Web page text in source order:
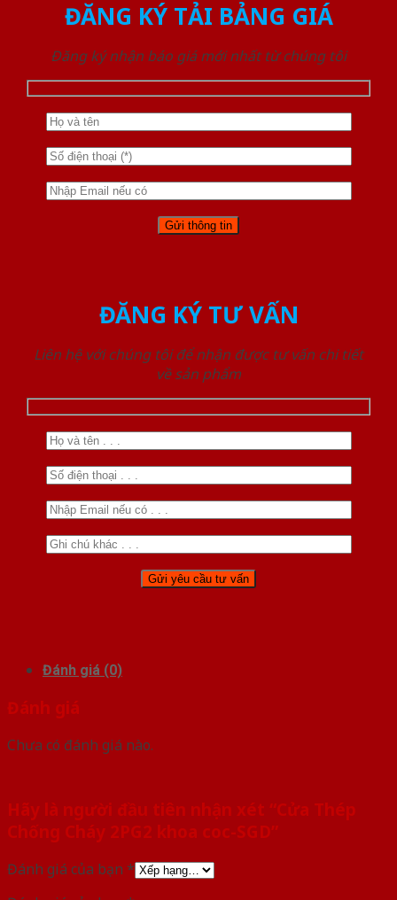
ĐĂNG KÝ TẢI BẢNG GIÁ
Đăng ký nhận báo giá mới nhất từ chúng tôi
ĐĂNG KÝ TƯ VẤN
Liên hệ với chúng tôi để nhận được tư vấn chi tiết
về sản phẩm
Đánh giá (0)
Đánh giá
Chưa có đánh giá nào.
Hãy là người đầu tiên nhận xét “Cửa Thép
Chống Cháy 2PG2 khoa coc-SGD”
Đánh giá của bạn *